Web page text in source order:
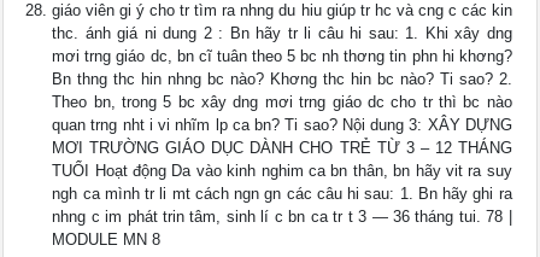
giáo viên gi ý cho tr tìm ra nhng du hiu giúp tr hc và cng c các kin
thc. ánh giá ni dung 2 : Bn hãy tr li câu hi sau: 1. Khi xây dng
mơi trng giáo dc, bn cĩ tuân theo 5 bc nh thơng tin phn hi khơng?
Bn thng thc hin nhng bc nào? Khơng thc hin bc nào? Ti sao? 2.
Theo bn, trong 5 bc xây dng mơi trng giáo dc cho tr thì bc nào
quan trng nht i vi nhĩm lp ca bn? Ti sao? Nội dung 3: XÂY DỰNG
MƠI TRƯỜNG GIÁO DỤC DÀNH CHO TRẺ TỪ 3 – 12 THÁNG
TUỔI Hoạt động Da vào kinh nghim ca bn thân, bn hãy vit ra suy
ngh ca mình tr li mt cách ngn gn các câu hi sau: 1. Bn hãy ghi ra
nhng c im phát trin tâm, sinh lí c bn ca tr t 3 — 36 tháng tui. 78 |
MODULE MN 8